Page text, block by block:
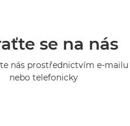
se na nás
nás prostřednictvím e-mailu
nebo telefonicky